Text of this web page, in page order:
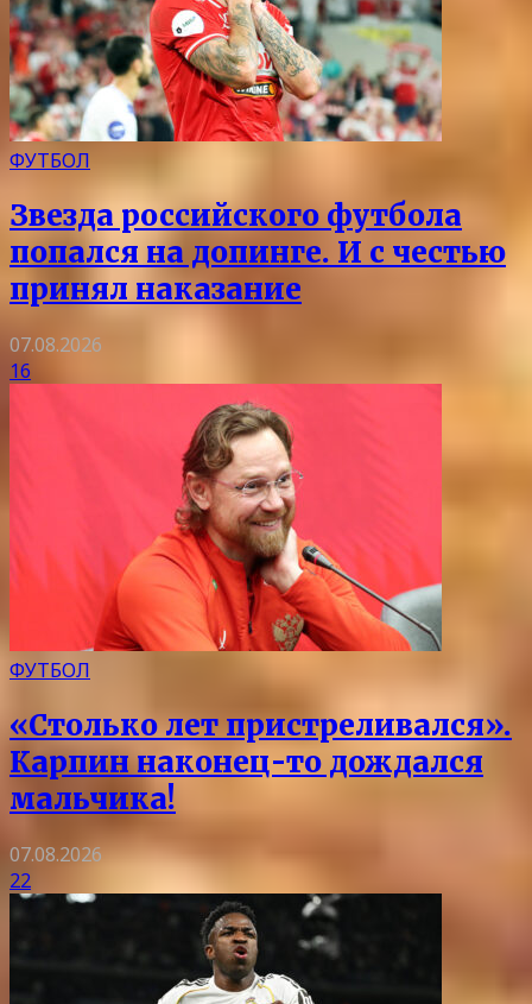
ФУТБОЛ
Звезда российского футбола
попался на допинге. И с честью
принял наказание
07.08.2026
16
ФУТБОЛ
«Столько лет пристреливался».
Карпин наконец-то дождался
мальчика!
07.08.2026
22